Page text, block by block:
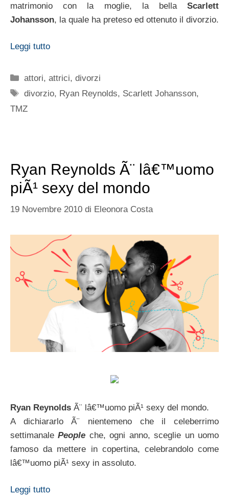
matrimonio con la moglie, la bella Scarlett
Johansson, la quale ha preteso ed ottenuto il divorzio.
Leggi tutto
Categorie
attori,attrici,divorzi
Tag
divorzio, Ryan Reynolds, Scarlett Johansson,
TMZ
Ryan Reynolds Ã¨ lâ€™uomo
piÃ¹ sexy del mondo
19 Novembre 2010 di Eleonora Costa
Ryan Reynolds Ã¨ lâ€™uomo piÃ¹ sexy del mondo.
A dichiararlo Ã¨ nientemeno che il celeberrimo
settimanalePeople che, ogni anno, sceglie un uomo
famoso da mettere in copertina, celebrandolo come
lâ€™uomo piÃ¹ sexy in assoluto.
Leggi tutto